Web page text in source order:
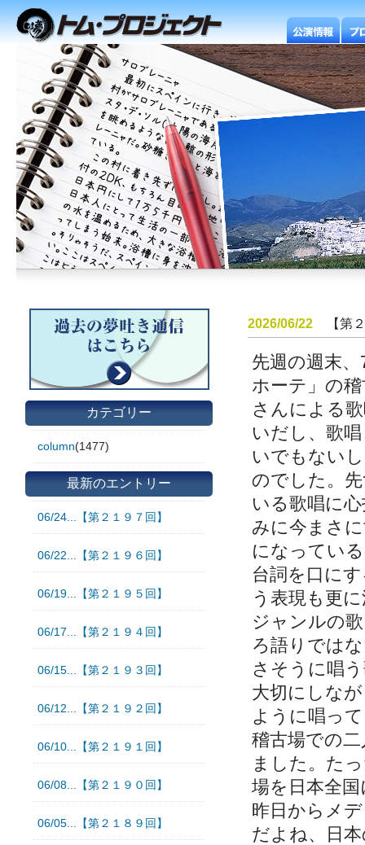
カテゴリー
column(1477)
最新のエントリー
06/24...【第２１９７回】
06/22...【第２１９６回】
06/19...【第２１９５回】
06/17...【第２１９４回】
06/15...【第２１９３回】
06/12...【第２１９２回】
06/10...【第２１９１回】
06/08...【第２１９０回】
06/05...【第２１８９回】
2026/06/22 【第
先週の週末
ホーテ」の
さんによる
いだし、歌
いでもない
のでした。
いる歌唱に
みに今まさ
になってい
台詞を口に
う表現も更
ジャンルの
ろ語りでは
さそうに唱
大切にしな
ように唱っ
稽古場での
ました。た
場を日本全
昨日からメ
だよね、日